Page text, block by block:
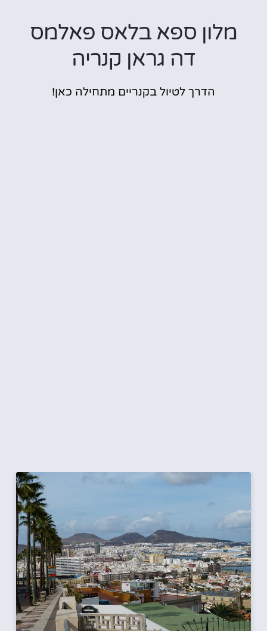
מלון ספא בלאס פאלמס
דה גראן קנריה
הדרך לטיול בקנריים מתחילה כאן!